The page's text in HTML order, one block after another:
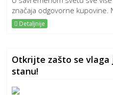
značaja odgovorne kupovine.
Detaljnije
Otkrijte zašto se vlaga
stanu!